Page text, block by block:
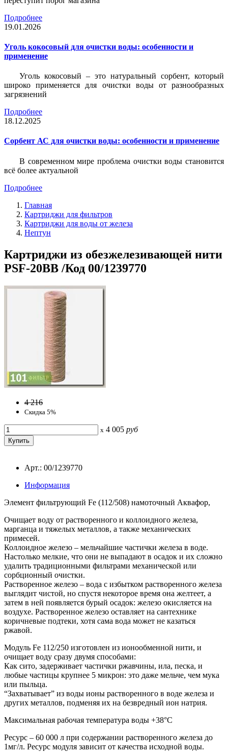
Подробнее
19.01.2026
Уголь кокосовый для очистки воды: особенности и
применение
Уголь кокосовый – это натуральный сорбент, который
широко применяется для очистки воды от разнообразных
загрязнений
Подробнее
18.12.2025
Сорбент АС для очистки воды: особенности и применение
В современном мире проблема очистки воды становится
всё более актуальной
Подробнее
Главная
Картриджи для фильтров
Картриджи для воды от железа
Нептун
Картриджи из обезжелезивающей нити
PSF-20BB /Код 00/1239770
4 216
Скидка 5%
x 4 005 руб
Арт.: 00/1239770
Информация
Элемент фильтрующий Fe (112/508) намоточный Аквафор,
Очищает воду от растворенного и коллоидного железа,
марганца и тяжелых металлов, а также механических
примесей.
Коллоидное железо – мельчайшие частички железа в воде.
Настолько мелкие, что они не выпадают в осадок и их сложно
удалить традиционными фильтрами механической или
сорбционный очистки.
Растворенное железо – вода с избытком растворенного железа
выглядит чистой, но спустя некоторое время она желтеет, а
затем в ней появляется бурый осадок: железо окисляется на
воздухе. Растворенное железо оставляет на сантехнике
коричневые подтеки, хотя сама вода может не казаться
ржавой.
Модуль Fe 112/250 изготовлен из ионообменной нити, и
очищает воду сразу двумя способами:
Как сито, задерживает частички ржавчины, ила, песка, и
любые частицы крупнее 5 микрон: это даже мельче, чем мука
или пыльца.
“Захватывает” из воды ионы растворенного в воде железа и
других металлов, подменяя их на безвредный ион натрия.
Максимальная рабочая температура воды +38°С
Ресурс – 60 000 л при содержании растворенного железа до
1мг/л. Ресурс модуля зависит от качества исходной воды.